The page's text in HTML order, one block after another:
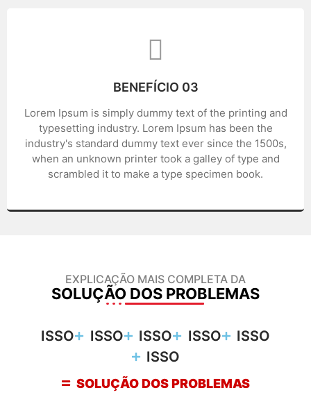
BENEFÍCIO 03
Lorem Ipsum is simply dummy text of the printing and
typesetting industry. Lorem Ipsum has been the
industry's standard dummy text ever since the 1500s,
when an unknown printer took a galley of type and
scrambled it to make a type specimen book.
EXPLICAÇÃO MAIS COMPLETA DA
SOLUÇÃO DOS PROBLEMAS
ISSO ISSO ISSO ISSO
ISSO
ISSO
SOLUÇÃO DOS PROBLEMAS